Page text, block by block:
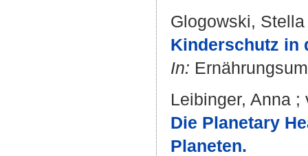
Glogowski, Stella
Kinderschutz in
In:
Leibinger, Anna ;
Die Planetary
Planeten.